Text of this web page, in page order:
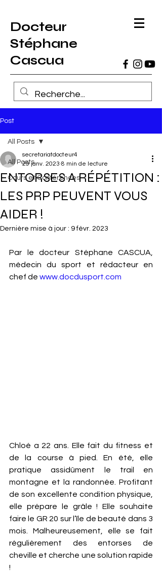
Docteur
Stéphane
Cascua
Post
All Posts
Cours et Conférences
All Posts
ENTORSES A RÉPÉTITION :
LES PRP PEUVENT VOUS
AIDER !
secretariatdocteur4
29 janv. 2023 8 min de lecture
Dernière mise à jour : 9 févr. 2023
Par le docteur Stéphane CASCUA,
médecin du sport et rédacteur en
chef de www.docdusport.com
Chloé a 22 ans. Elle fait du fitness et
de la course à pied. En été, elle
pratique assidûment le trail en
montagne et la randonnée. Profitant
de son excellente condition physique,
elle prépare le grâle ! Elle souhaite
faire le GR 20 sur l’île de beauté dans 3
mois. Malheureusement, elle se fait
régulièrement des entorses de
cheville et cherche une solution rapide
!